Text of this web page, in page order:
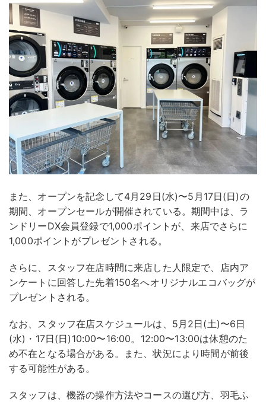
また、オープンを記念して4月29日(水)〜5月17日(日)の
期間、オープンセールが開催されている。期間中は、ラ
ンドリーDX会員登録で1,000ポイントが、来店でさらに
1,000ポイントがプレゼントされる。
さらに、スタッフ在店時間に来店した人限定で、店内ア
ンケートに回答した先着150名へオリジナルエコバッグが
プレゼントされる。
なお、スタッフ在店スケジュールは、5月2日(土)〜6日
(水)・17日(日)10:00〜16:00。12:00〜13:00は休憩のた
め不在となる場合がある。また、状況により時間が前後
する可能性がある。
スタッフは、機器の操作方法やコースの選び方、羽毛ふ